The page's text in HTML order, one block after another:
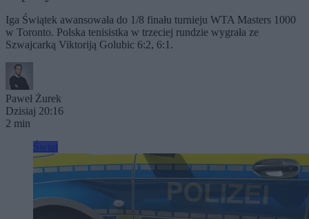
Iga Świątek awansowała do 1/8 finału turnieju WTA Masters 1000
w Toronto. Polska tenisistka w trzeciej rundzie wygrała ze
Szwajcarką Viktoriją Golubic 6:2, 6:1.
Paweł Żurek
Dzisiaj 20:16
2 min